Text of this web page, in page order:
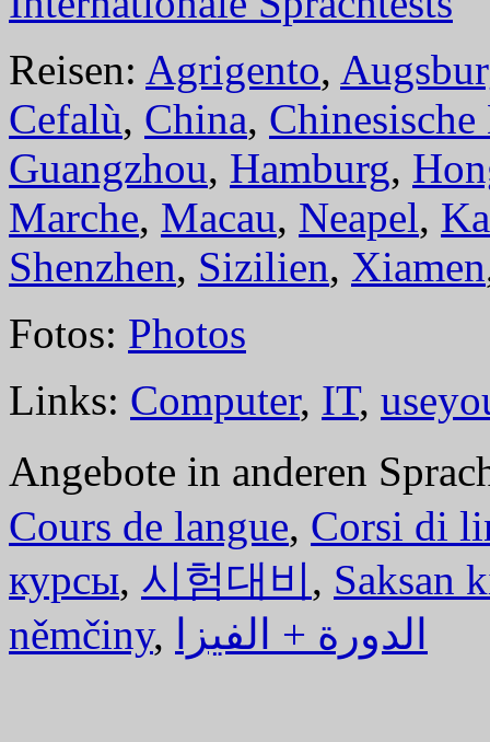
Reisen: Agrigento,
Cefalù, China, Chinesische
Guangzhou, Hamburg,
Marche, Macau, Neapel,
Shenzhen, Sizilien, Xiamen
Fotos: Photos
Links: Computer, IT,
Angebote in anderen
Cours de langue, Corsi di
курсы, 시험대비, Saksan
němčiny, الدورة + الفيزا